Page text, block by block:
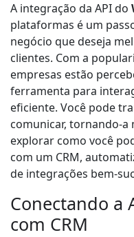
A integração da API do
plataformas é um
negócio que deseja
clientes. Com a
empresas estão
ferramenta para
eficiente. Você pode
comunicar, tornando-a
explorar como você
com um CRM,
de integrações bem-
Conectando a
com CRM